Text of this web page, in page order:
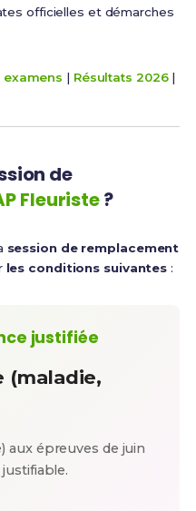
officielles et démarches
| Résultats 2026|
de
Fleuriste?
session de remplacement
les conditions suivantes :
justifiée
(maladie,
aux épreuves de juin